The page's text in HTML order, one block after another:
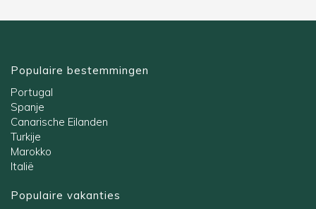
Populaire bestemmingen
Portugal
Spanje
Canarische Eilanden
Turkije
Marokko
Italië
Populaire vakanties